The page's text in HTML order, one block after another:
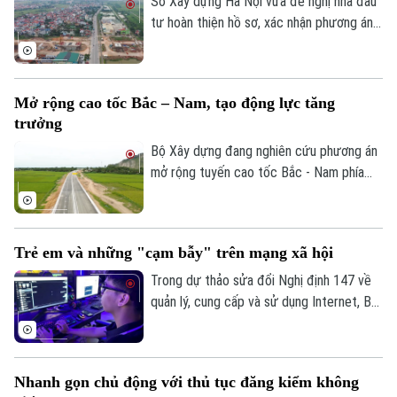
nguồn vốn cho dự án.
tư hoàn thiện hồ sơ, xác nhận phương án
trang và tái thiết đô thị theo phương
đồng Xây dựng -Chuyển giao (BT).
Mở rộng cao tốc Bắc – Nam, tạo động lực tăng
trưởng
Bộ Xây dựng đang nghiên cứu phương án
mở rộng tuyến cao tốc Bắc - Nam phía
quả đầu tư.
Trẻ em và những "cạm bẫy" trên mạng xã hội
Trong dự thảo sửa đổi Nghị định 147 về
quản lý, cung cấp và sử dụng Internet, Bộ
Liệu đây có phải là giải pháp hiệu quả để
Nhanh gọn chủ động với thủ tục đăng kiểm không